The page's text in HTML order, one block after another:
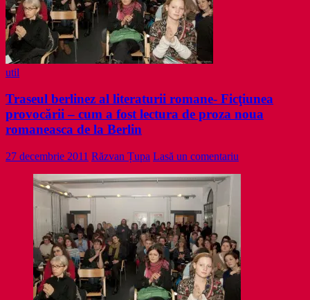
util
Traseul berlinez al literaturii romane- Ficţiunea
provocării – cum a fost lectura de proza noua
romaneasca de la Berlin
27 decembrie 2011 Răzvan Țupa Lasă un comentariu